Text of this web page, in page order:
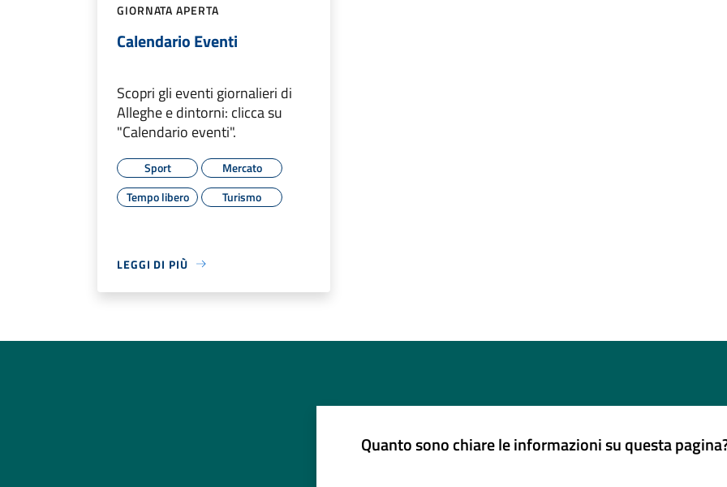
GIORNATA APERTA
Calendario Eventi
Scopri gli eventi giornalieri di
Alleghe e dintorni: clicca su
"Calendario eventi".
Sport
Mercato
Tempo libero
Turismo
LEGGI DI PIÙ
Quanto sono chiare le informazioni su questa